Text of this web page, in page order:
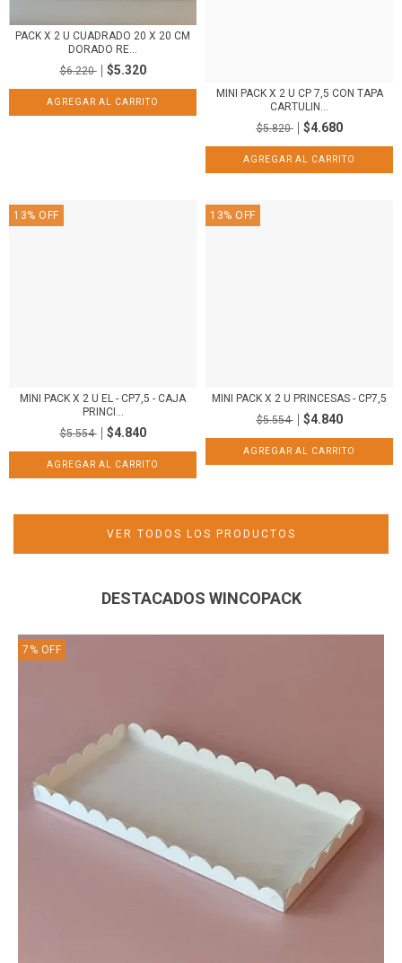
PACK X 2 U CUADRADO 20 X 20 CM
DORADO RE...
$6.220
$5.320
MINI PACK X 2 U CP 7,5 CON TAPA
CARTULIN...
$5.820
$4.680
13% OFF
MINI PACK X 2 U EL - CP7,5 - CAJA
PRINCI...
$5.554
$4.840
13% OFF
MINI PACK X 2 U PRINCESAS - CP7,5
$5.554
$4.840
VER TODOS LOS PRODUCTOS
DESTACADOS WINCOPACK
7 % OFF